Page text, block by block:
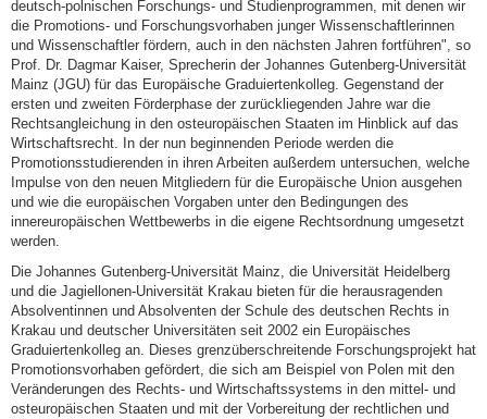
deutsch-polnischen Forschungs- und Studienprogrammen, mit denen wir
die Promotions- und Forschungsvorhaben junger Wissenschaftlerinnen
und Wissenschaftler fördern, auch in den nächsten Jahren fortführen", so
Prof. Dr. Dagmar Kaiser, Sprecherin der Johannes Gutenberg-Universität
Mainz (JGU) für das Europäische Graduiertenkolleg. Gegenstand der
ersten und zweiten Förderphase der zurückliegenden Jahre war die
Rechtsangleichung in den osteuropäischen Staaten im Hinblick auf das
Wirtschaftsrecht. In der nun beginnenden Periode werden die
Promotionsstudierenden in ihren Arbeiten außerdem untersuchen, welche
Impulse von den neuen Mitgliedern für die Europäische Union ausgehen
und wie die europäischen Vorgaben unter den Bedingungen des
innereuropäischen Wettbewerbs in die eigene Rechtsordnung umgesetzt
werden.
Die Johannes Gutenberg-Universität Mainz, die Universität Heidelberg
und die Jagiellonen-Universität Krakau bieten für die herausragenden
Absolventinnen und Absolventen der Schule des deutschen Rechts in
Krakau und deutscher Universitäten seit 2002 ein Europäisches
Graduiertenkolleg an. Dieses grenzüberschreitende Forschungsprojekt hat
Promotionsvorhaben gefördert, die sich am Beispiel von Polen mit den
Veränderungen des Rechts- und Wirtschaftssystems in den mittel- und
osteuropäischen Staaten und mit der Vorbereitung der rechtlichen und